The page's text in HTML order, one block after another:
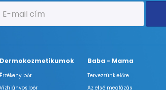
Dermokozmetikumok
Érzékeny bőr
Vízhiányos bőr
Baba - Mama
Tervezzünk előre
Az első megfázás